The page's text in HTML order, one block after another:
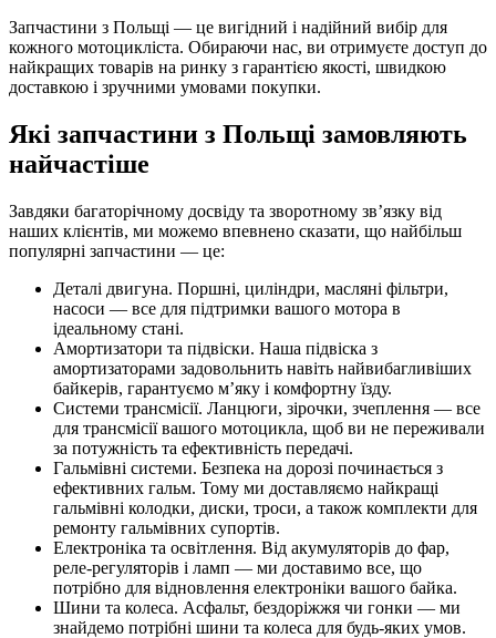
Запчастини з Польщі — це вигідний і надійний вибір для
кожного мотоцикліста. Обираючи нас, ви отримуєте доступ до
найкращих товарів на ринку з гарантією якості, швидкою
доставкою і зручними умовами покупки.
Які запчастини з Польщі замовляють
найчастіше
Завдяки багаторічному досвіду та зворотному зв’язку від
наших клієнтів, ми можемо впевнено сказати, що найбільш
популярні запчастини — це:
Деталі двигуна. Поршні, циліндри, масляні фільтри,
насоси — все для підтримки вашого мотора в
ідеальному стані.
Амортизатори та підвіски. Наша підвіска з
амортизаторами задовольнить навіть найвибагливіших
байкерів, гарантуємо м’яку і комфортну їзду.
Системи трансмісії. Ланцюги, зірочки, зчеплення — все
для трансмісії вашого мотоцикла, щоб ви не переживали
за потужність та ефективність передачі.
Гальмівні системи. Безпека на дорозі починається з
ефективних гальм. Тому ми доставляємо найкращі
гальмівні колодки, диски, троси, а також комплекти для
ремонту гальмівних супортів.
Електроніка та освітлення. Від акумуляторів до фар,
реле-регуляторів і ламп — ми доставимо все, що
потрібно для відновлення електроніки вашого байка.
Шини та колеса. Асфальт, бездоріжжя чи гонки — ми
знайдемо потрібні шини та колеса для будь-яких умов.